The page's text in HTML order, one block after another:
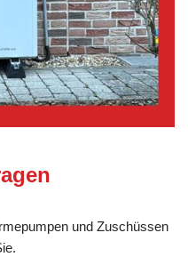
und Zuschüssen